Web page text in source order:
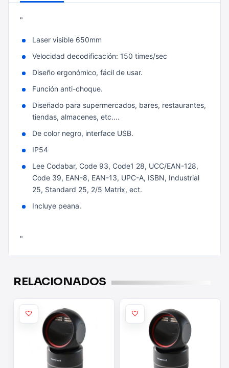
"
Laser visible 650mm
Velocidad decodificación: 150 times/sec
Diseño ergonómico, fácil de usar.
Función anti-choque.
Diseñado para supermercados, bares, restaurantes,
tiendas, almacenes, etc....
De color negro, interface USB.
IP54
Lee Codabar, Code 93, Code1 28, UCC/EAN-128,
Code 39, EAN-8, EAN-13, UPC-A, ISBN, Industrial
25, Standard 25, 2/5 Matrix, ect.
Incluye peana.
"
RELACIONADOS